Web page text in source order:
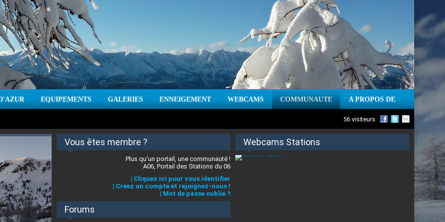
EQUIPEMENTS GALERIES ENNEIGEMENT WEBCAMS COMMUNAUTE A PROPOS DE
°C |Prévisions météo pour les jours à venir
des Alpes-Maritimes
56 visiteurs
Vous êtes membre ?
Plus qu'un portail, une communauté !
A06, Portail des Stations du 06
| Cliquez ici pour vous identifier
| Créez un compte et rejoignez-nous !
| Mot de passe oublié ?
Forums
Webcams Stations